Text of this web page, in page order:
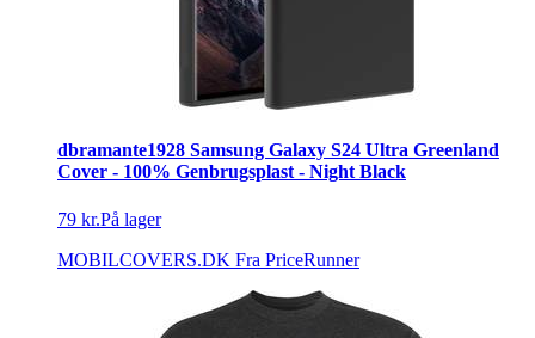
dbramante1928 Samsung Galaxy S24 Ultra Greenland
Cover - 100% Genbrugsplast - Night Black
79 kr.På lager
MOBILCOVERS.DK Fra PriceRunner